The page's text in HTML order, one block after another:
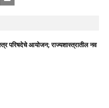
परिषदेचे आयोजन; राज्यशास्त्रातील नव